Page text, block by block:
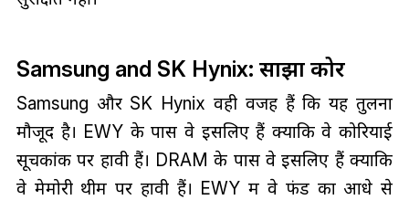
Samsung and SK Hynix: साझा कोर
Samsung और SK Hynix वही वजह हैं कि यह तुलना
मौजूद है। EWY के पास वे इसलिए हैं क्योंकि वे कोरियाई
सूचकांक पर हावी हैं। DRAM के पास वे इसलिए हैं क्योंकि
वे मेमोरी थीम पर हावी हैं। EWY में वे फंड का आधे से